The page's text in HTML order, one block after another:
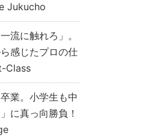
Jukucho
流に触れろ」。
感じたプロの仕
Class
業。小学生も中
に真っ向勝負！